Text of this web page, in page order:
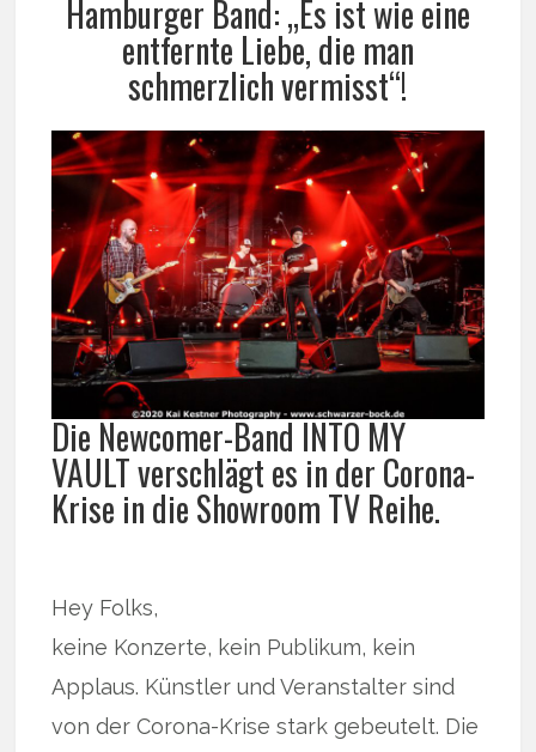
Hamburger Band: „Es ist wie eine
entfernte Liebe, die man
schmerzlich vermisst“!
Die Newcomer-Band INTO MY
VAULT verschlägt es in der Corona-
Krise in die Showroom TV Reihe.
Hey Folks,
keine Konzerte, kein Publikum, kein
Applaus. Künstler und Veranstalter sind
von der Corona-Krise stark gebeutelt. Die